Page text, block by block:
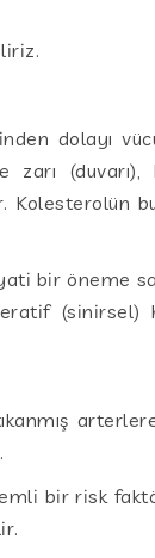
dolayı
bir öneme
bir risk